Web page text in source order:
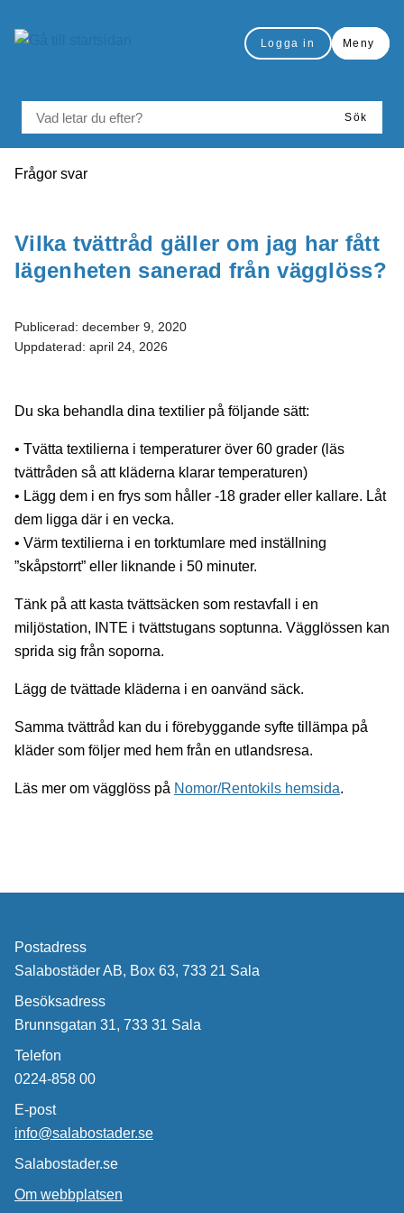
Logga in Meny
Sök
Du är här:
Frågor svar
Vilka tvättråd gäller om jag har fått
lägenheten sanerad från vägglöss?
Publicerad: december 9, 2020
Uppdaterad: april 24, 2026
Du ska behandla dina textilier på följande sätt:
• Tvätta textilierna i temperaturer över 60 grader (läs
tvättråden så att kläderna klarar temperaturen)
• Lägg dem i en frys som håller -18 grader eller kallare. Låt
dem ligga där i en vecka.
• Värm textilierna i en torktumlare med inställning
”skåpstorrt” eller liknande i 50 minuter.
Tänk på att kasta tvättsäcken som restavfall i en
miljöstation, INTE i tvättstugans soptunna. Vägglössen kan
sprida sig från soporna.
Lägg de tvättade kläderna i en oanvänd säck.
Samma tvättråd kan du i förebyggande syfte tillämpa på
kläder som följer med hem från en utlandsresa.
Läs mer om vägglöss på Nomor/Rentokils hemsida.
Postadress
Salabostäder AB, Box 63, 733 21 Sala
Besöksadress
Brunnsgatan 31, 733 31 Sala
Telefon
0224-858 00
E-post
info@salabostader.se
Salabostader.se
Om webbplatsen